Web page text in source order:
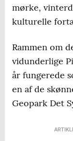
mørke,
kulturelle
Rammen om
vidunderlige
år fungerede
en af de
Geopark Det